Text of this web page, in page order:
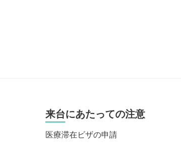
来台にあたっての注意
医療滞在ビザの申請